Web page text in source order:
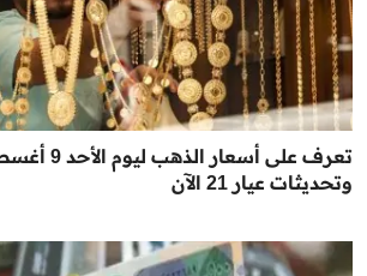
وتحديثات عيار 21 الآن